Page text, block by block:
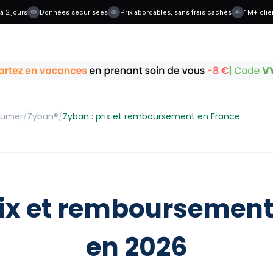
Données sécurisées Prix abordables, sans frais cachés 1M+ clients
/Zyban®/Zyban : prix et remboursement en France
et
en 2026